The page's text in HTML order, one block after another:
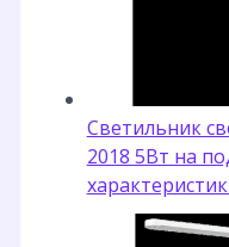
Светильник
2018 5Вт на